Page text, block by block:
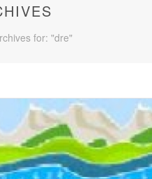
for: "dre"